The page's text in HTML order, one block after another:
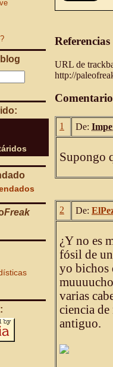
Freak
URL de
http://
1 De:
Supongo
2 De:
¿Y no es
fósil de
yo bichos
varias
ciencia de
antiguo.